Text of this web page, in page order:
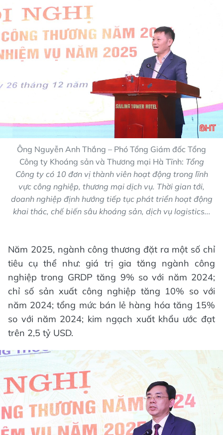
Ông Nguyễn Anh Thắng – Phó Tổng Giám đốc Tổng
Công ty Khoáng sản và Thương mại Hà Tĩnh: Tổng
Công ty có 10 đơn vị thành viên hoạt động trong lĩnh
vực công nghiệp, thương mại dịch vụ. Thời gian tới,
doanh nghiệp định hướng tiếp tục phát triển hoạt động
khai thác, chế biến sâu khoáng sản, dịch vụ logistics...
Năm 2025, ngành công thương đặt ra một số chỉ
tiêu cụ thể như: giá trị gia tăng ngành công
nghiệp trong GRDP tăng 9% so với năm 2024;
chỉ số sản xuất công nghiệp tăng 10% so với
năm 2024; tổng mức bán lẻ hàng hóa tăng 15%
so với năm 2024; kim ngạch xuất khẩu ước đạt
trên 2,5 tỷ USD.